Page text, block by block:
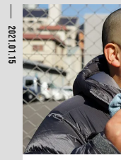
2021.01.15